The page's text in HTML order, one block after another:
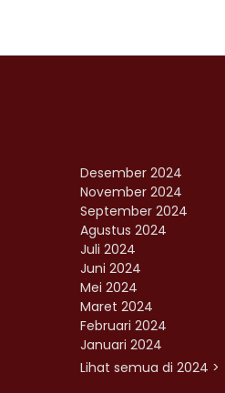
Desember 2024
November 2024
September 2024
Agustus 2024
Juli 2024
Juni 2024
Mei 2024
Maret 2024
Februari 2024
Januari 2024
Lihat semua di 2024 >